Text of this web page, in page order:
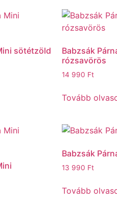
sötétzöld
Babzsák
rózsavörös
14 990 Ft
Tovább
Babzsák
13 990 Ft
Tovább